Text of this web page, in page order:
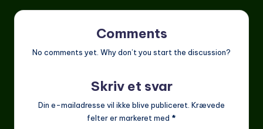
Comments
No comments yet. Why don’t you start the discussion?
Skriv et svar
Din e-mailadresse vil ikke blive publiceret. Krævede
felter er markeret med *